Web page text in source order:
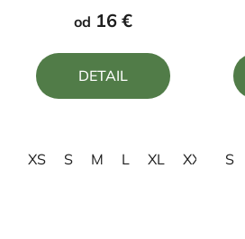
produktu
4,5
z
od 16 €
DETAIL
XS S M L XL XXL 3XL
S